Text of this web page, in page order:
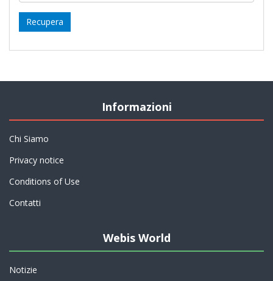
Informazioni
Chi Siamo
Privacy notice
Conditions of Use
Contatti
Webis World
Notizie